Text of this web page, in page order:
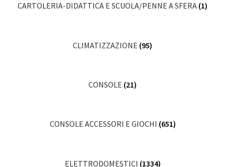
CARTOLERIA-DIDATTICA E SCUOLA/PENNE A SFERA (1)
CLIMATIZZAZIONE (95)
CONSOLE (21)
CONSOLE ACCESSORI E GIOCHI (651)
ELETTRODOMESTICI (1334)